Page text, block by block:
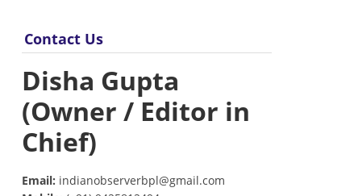
Contact Us
Disha Gupta
(Owner / Editor in
Chief)
Email: indianobserverbpl@gmail.com